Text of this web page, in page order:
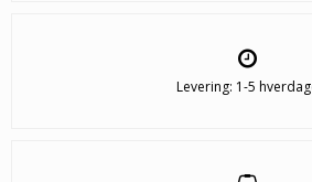
Levering: 1-5